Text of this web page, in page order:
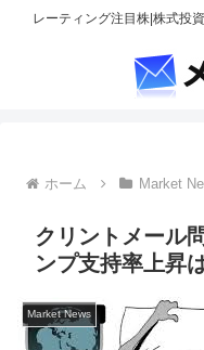
レーティング注目株|株式投
ホーム Market
クリントメール
ンプ支持率上昇
Market News